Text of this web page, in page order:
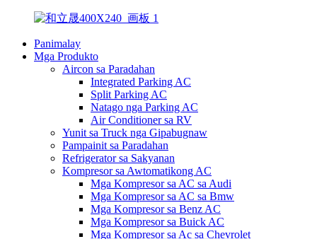
Panimalay
Mga Produkto
Aircon sa Paradahan
Integrated Parking AC
Split Parking AC
Natago nga Parking AC
Air Conditioner sa RV
Yunit sa Truck nga Gipabugnaw
Pampainit sa Paradahan
Refrigerator sa Sakyanan
Kompresor sa Awtomatikong AC
Mga Kompresor sa AC sa Audi
Mga Kompresor sa AC sa Bmw
Mga Kompresor sa Benz AC
Mga Kompresor sa Buick AC
Mga Kompresor sa Ac sa Chevrolet